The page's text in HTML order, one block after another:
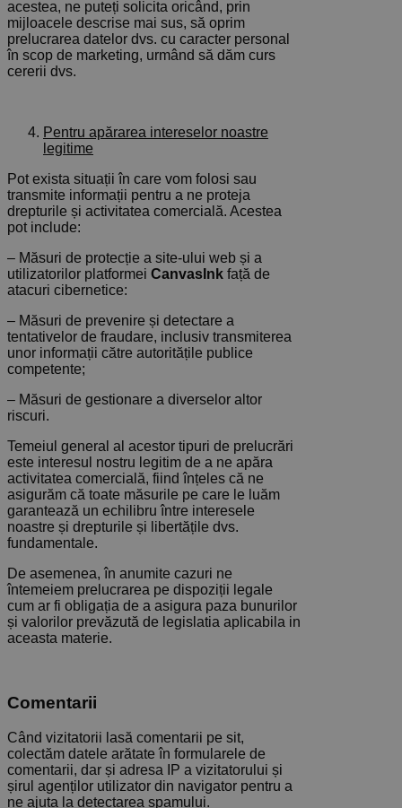
acestea, ne puteți solicita oricând, prin
mijloacele descrise mai sus, să oprim
prelucrarea datelor dvs. cu caracter personal
în scop de marketing, urmând să dăm curs
cererii dvs.
Pentru apărarea intereselor noastre
legitime
Pot exista situații în care vom folosi sau
transmite informații pentru a ne proteja
drepturile și activitatea comercială. Acestea
pot include:
– Măsuri de protecție a site-ului web și a
utilizatorilor platformei CanvasInk față de
atacuri cibernetice:
– Măsuri de prevenire și detectare a
tentativelor de fraudare, inclusiv transmiterea
unor informații către autoritățile publice
competente;
– Măsuri de gestionare a diverselor altor
riscuri.
Temeiul general al acestor tipuri de prelucrări
este interesul nostru legitim de a ne apăra
activitatea comercială, fiind înțeles că ne
asigurăm că toate măsurile pe care le luăm
garantează un echilibru între interesele
noastre și drepturile și libertățile dvs.
fundamentale.
De asemenea, în anumite cazuri ne
întemeiem prelucrarea pe dispoziții legale
cum ar fi obligația de a asigura paza bunurilor
și valorilor prevăzută de legislatia aplicabila in
aceasta materie.
Comentarii
Când vizitatorii lasă comentarii pe sit,
colectăm datele arătate în formularele de
comentarii, dar și adresa IP a vizitatorului și
șirul agenților utilizator din navigator pentru a
ne ajuta la detectarea spamului.